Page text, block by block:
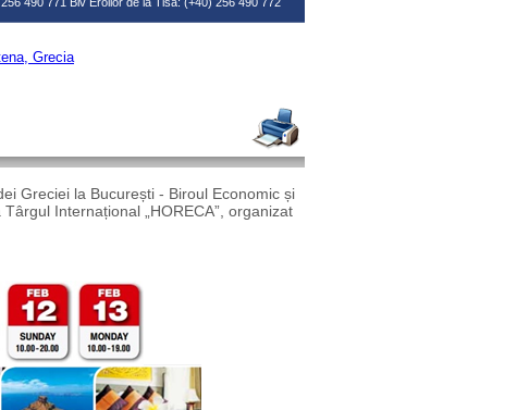
Grecia
Greciei la București - Biroul Economic și
Internațional „HORECA”, organizat